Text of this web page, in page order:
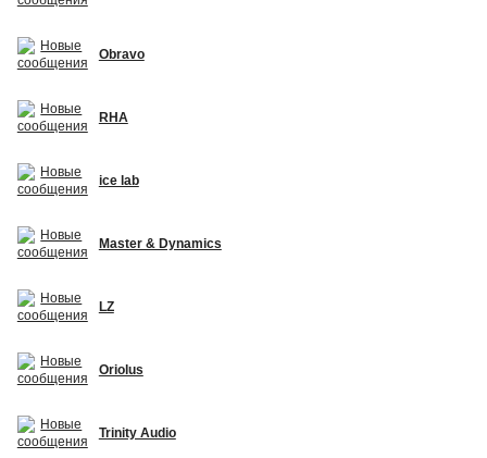
Obravo
RHA
ice lab
Master & Dynamics
LZ
Oriolus
Trinity Audio